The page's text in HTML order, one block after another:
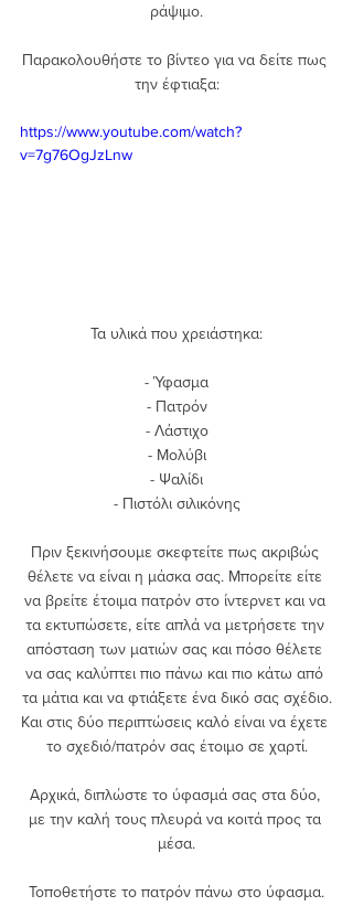
ράψιμο.
Παρακολουθήστε το βίντεο για να δείτε πως
την έφτιαξα:
https://www.youtube.com/watch?
v=7g76OgJzLnw
Τα υλικά που χρειάστηκα:
- Ύφασμα
- Πατρόν
- Λάστιχο
- Μολύβι
- Ψαλίδι
- Πιστόλι σιλικόνης
Πριν ξεκινήσουμε σκεφτείτε πως ακριβώς
θέλετε να είναι η μάσκα σας. Μπορείτε είτε
να βρείτε έτοιμα πατρόν στο ίντερνετ και να
τα εκτυπώσετε, είτε απλά να μετρήσετε την
απόσταση των ματιών σας και πόσο θέλετε
να σας καλύπτει πιο πάνω και πιο κάτω από
τα μάτια και να φτιάξετε ένα δικό σας σχέδιο.
Και στις δύο περιπτώσεις καλό είναι να έχετε
το σχεδιό/πατρόν σας έτοιμο σε χαρτί.
Αρχικά, διπλώστε το ύφασμά σας στα δύο,
με την καλή τους πλευρά να κοιτά προς τα
μέσα.
Τοποθετήστε το πατρόν πάνω στο ύφασμα.